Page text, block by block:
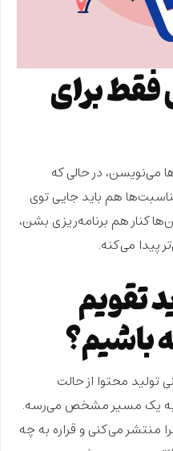
فقط برای
می‌نویسن، در حالی که
هم باید جایی توی
کنار هم برنامه‌ریزی بشن،
پیدا می‌کنه.
تقویم
باشیم؟
تولید محتوا از حالت
به یک مسیر مشخص می‌رسه.
منتشر می‌کنی و قراره به چه